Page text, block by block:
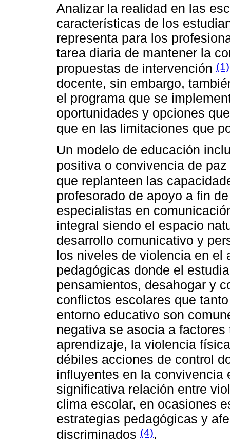
Analizar la realidad en las
características de los
representa para los
tarea diaria de mantener la
propuestas de intervención (1)
docente, sin embargo,
el programa que se
oportunidades y opciones
que en las limitaciones que
Un modelo de educación
positiva o convivencia de paz
que replanteen las
profesorado de apoyo a fin
especialistas en
integral siendo el espacio
desarrollo comunicativo y
los niveles de violencia en el
pedagógicas donde el
pensamientos, desahogar y
conflictos escolares que
entorno educativo son
negativa se asocia a
aprendizaje, la violencia
débiles acciones de control
influyentes en la convivencia
significativa relación entre
clima escolar, en ocasiones
estrategias pedagógicas y
discriminados (4).